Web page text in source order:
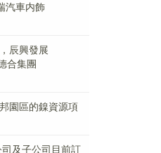
汽車内飾
辰興發展
合集團
園區的鎳資源項
及子公司目前訂